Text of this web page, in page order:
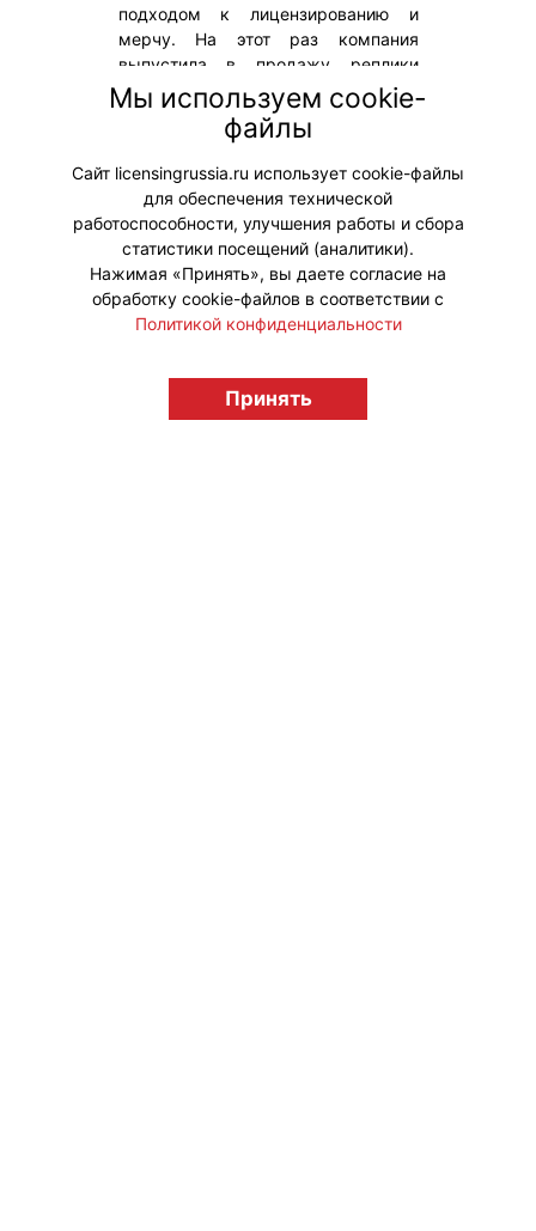
подходом к лицензированию и
мерчу. На этот раз компания
выпустила в продажу реплики
культовых желтых обоев из фильма
«Закулисье реальности» – одного
из ключевых визуальных
элементов картины.
#Мерч
licensingrussia.ru, 2009-2026 12+
Мы используем cookie-
файлы
Сайт licensingrussia.ru использует cookie-файлы
для обеспечения технической
работоспособности, улучшения работы и сбора
статистики посещений (аналитики).
Нажимая «Принять», вы даете согласие на
обработку cookie-файлов в соответствии с
Политикой конфиденциальности
Принять